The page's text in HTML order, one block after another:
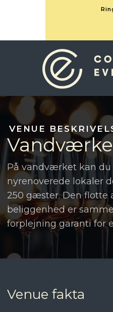
VENUE
​På vandværket kan
nyrenoverede lokaler
250 gæster. Den flotte
beliggenhed er
forplejning garanti for
Venue fakta